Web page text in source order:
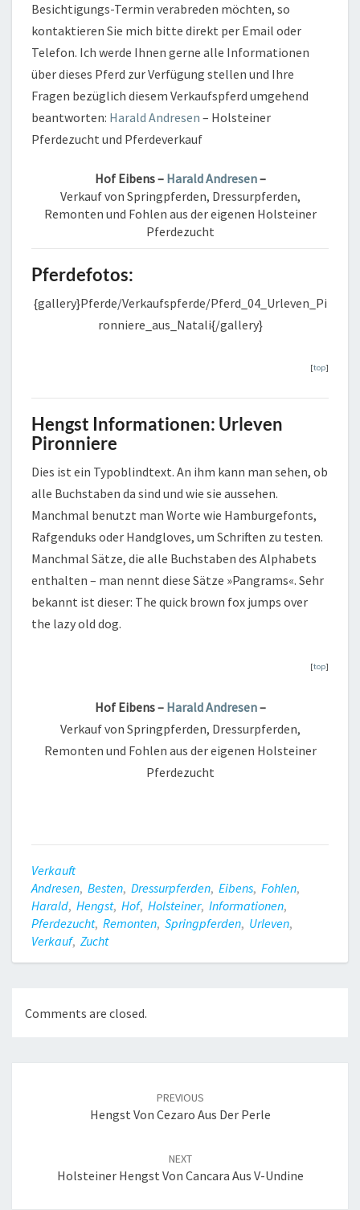
Besichtigungs-Termin verabreden möchten, so
kontaktieren Sie mich bitte direkt per Email oder
Telefon. Ich werde Ihnen gerne alle Informationen
über dieses Pferd zur Verfügung stellen und Ihre
Fragen bezüglich diesem Verkaufspferd umgehend
beantworten: Harald Andresen – Holsteiner
Pferdezucht und Pferdeverkauf
Hof Eibens – Harald Andresen–
Verkauf von Springpferden, Dressurpferden,
Remonten und Fohlen aus der eigenen Holsteiner
Pferdezucht
Pferdefotos:
{gallery}Pferde/Verkaufspferde/Pferd_04_Urleven_Pi
ronniere_aus_Natali{/gallery}
[top]
Hengst Informationen: Urleven
Pironniere
Dies ist ein Typoblindtext. An ihm kann man sehen, ob
alle Buchstaben da sind und wie sie aussehen.
Manchmal benutzt man Worte wie Hamburgefonts,
Rafgenduks oder Handgloves, um Schriften zu testen.
Manchmal Sätze, die alle Buchstaben des Alphabets
enthalten – man nennt diese Sätze »Pangrams«. Sehr
bekannt ist dieser: The quick brown fox jumps over
the lazy old dog.
[top]
Hof Eibens – Harald Andresen–
Verkauf von Springpferden, Dressurpferden,
Remonten und Fohlen aus der eigenen Holsteiner
Pferdezucht
Verkauft
Andresen, Besten, Dressurpferden, Eibens, Fohlen,
Harald, Hengst, Hof, Holsteiner, Informationen,
Pferdezucht, Remonten, Springpferden, Urleven,
Verkauf, Zucht
Comments are closed.
PREVIOUS
Hengst Von Cezaro Aus Der Perle
NEXT
Holsteiner Hengst Von Cancara Aus V-Undine